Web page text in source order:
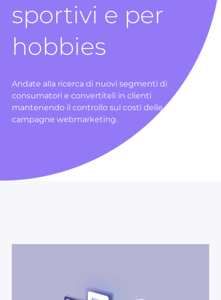
sportivi e per
hobbies
Andate alla ricerca di nuovi segmenti di
consumatori e convertiteli in clienti
mantenendo il controllo sui costi delle
campagne webmarketing.